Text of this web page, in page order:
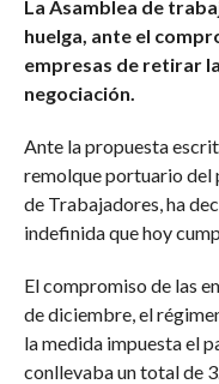
La Asamblea de
huelga, ante el
empresas de retirar
negociación.
Ante la propuesta
remolque portuario del
de Trabajadores, ha
indefinida que hoy
El compromiso de las
de diciembre, el
la medida impuesta el
conllevaba un total de